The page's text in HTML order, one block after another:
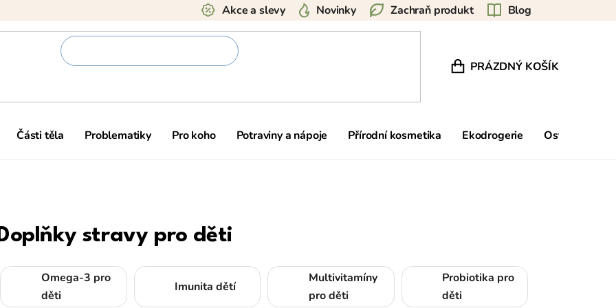
Blog
Zachraň produkt
Novinky
Akce a slevy
NÁKUPNÍ KOŠÍK
PRÁZDNÝ KOŠÍK
Části těla Problematiky Pro koho Potraviny a nápoje Přírodní kosmetika Ekodrogerie Ostatní
Doplňky stravy pro děti
Omega-3 pro
děti
Imunita dětí
Multivitamíny
pro děti
Probiotika pro
děti